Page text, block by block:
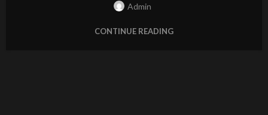
Admin
CONTINUE READING